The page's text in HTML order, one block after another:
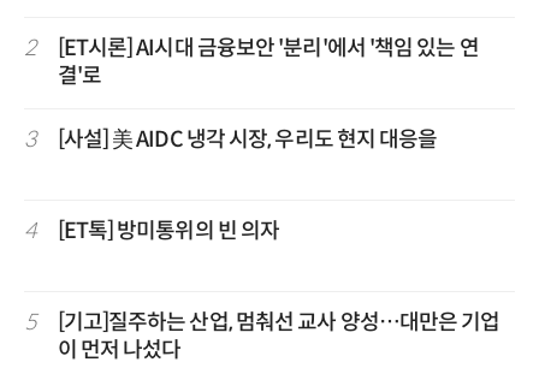
2
[ET시론] AI시대 금융보안 '분리'에서 '책임 있는 연
결'로
3 [사설] 美 AIDC 냉각 시장, 우리도 현지 대응을
4 [ET톡] 방미통위의 빈 의자
5
[기고]질주하는 산업, 멈춰선 교사 양성…대만은 기업
이 먼저 나섰다